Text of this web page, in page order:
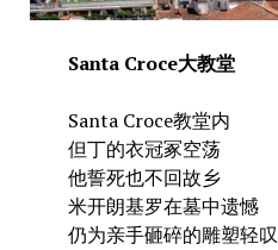
Santa Croce大教堂
Santa Croce教堂内
但丁的衣冠冢空荡
他誓死也不回故乡
米开朗基罗在墓中遗憾
仍为亲手砸碎的雕塑轻叹